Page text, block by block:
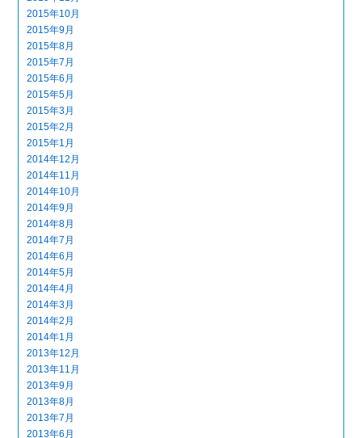
2015年10月
2015年9月
2015年8月
2015年7月
2015年6月
2015年5月
2015年3月
2015年2月
2015年1月
2014年12月
2014年11月
2014年10月
2014年9月
2014年8月
2014年7月
2014年6月
2014年5月
2014年4月
2014年3月
2014年2月
2014年1月
2013年12月
2013年11月
2013年9月
2013年8月
2013年7月
2013年6月